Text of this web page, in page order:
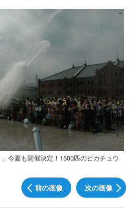
今夏も開催決定！1500匹のピカチュウ
前の画像 次の画像